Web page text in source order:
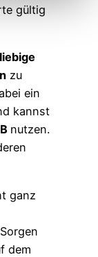
gültig
zu
ein
kannst
nutzen.
ganz
dem